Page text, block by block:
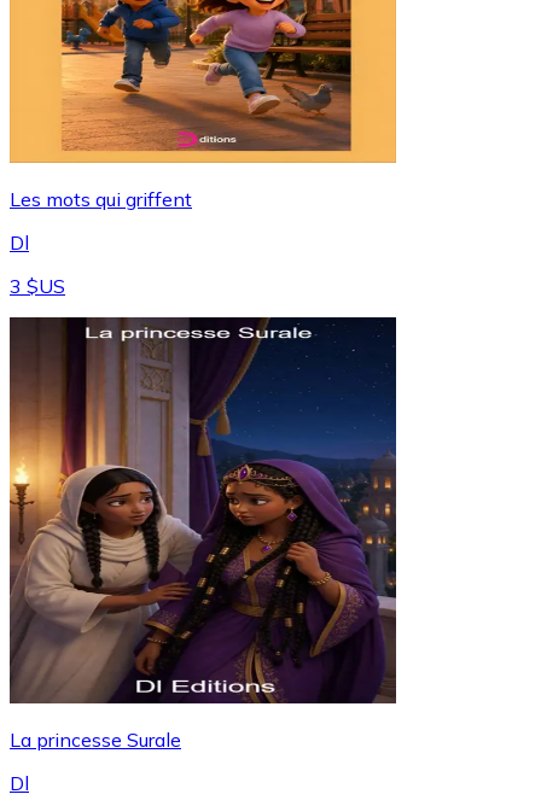
Les mots qui griffent
Dl
3 $US
La princesse Surale
Dl